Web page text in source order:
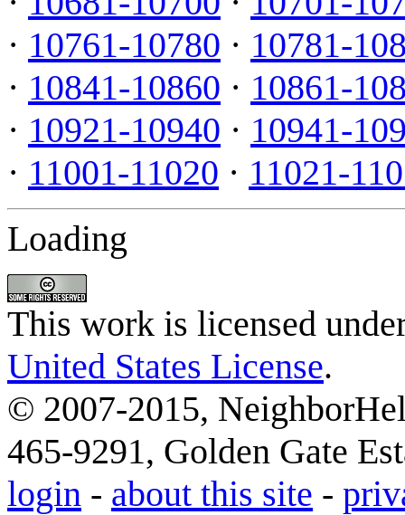
· 10761-10780 · 10781-
· 10841-10860 · 10861-
· 10921-10940 · 10941-
· 11001-11020 · 11021-
Loading
This work is licensed
United States License.
© 2007-2015,
465-9291, Golden Gate
login - about this site -